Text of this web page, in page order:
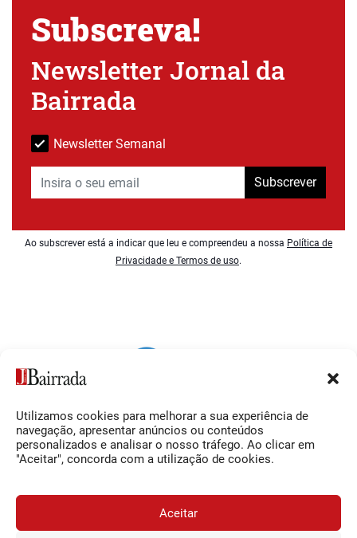
Utilizamos cookies para melhorar a sua experiência de
navegação, apresentar anúncios ou conteúdos
personalizados e analisar o nosso tráfego. Ao clicar em
"Aceitar", concorda com a utilização de cookies.
Aceitar
Subscreva!
Newsletter Jornal da
Bairrada
Newsletter Semanal
Subscrever
Ao subscrever está a indicar que leu e compreendeu a nossa Política de
Privacidade e Termos de uso.
Siga-nos
Facebook
O Jornal da Bairrada
Contactos
Termos e Condições